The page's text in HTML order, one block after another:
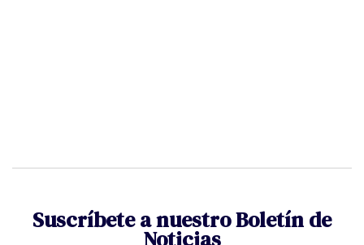
Suscríbete a nuestro Boletín de